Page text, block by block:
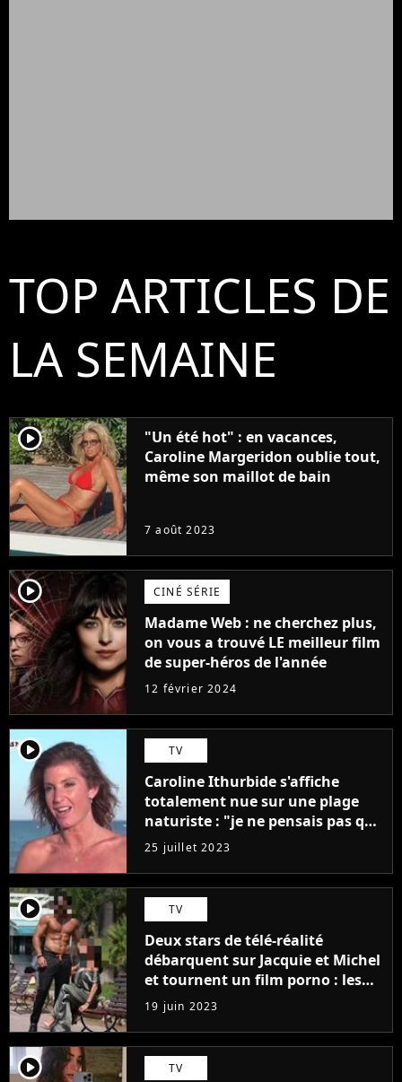
TOP ARTICLES DE
LA SEMAINE
player2
"Un été hot" : en vacances,
Caroline Margeridon oublie tout,
même son maillot de bain
7 août 2023
player2 CINÉ SÉRIE
Madame Web : ne cherchez plus,
on vous a trouvé LE meilleur film
de super-héros de l'année
12 février 2024
player2 TV
Caroline Ithurbide s'affiche
totalement nue sur une plage
naturiste : "je ne pensais pas que
j'arriverais à le faire..."
25 juillet 2023
player2 TV
Deux stars de télé-réalité
débarquent sur Jacquie et Michel
et tournent un film porno : les
premières images du tournage
(exclu)
19 juin 2023
player2 TV